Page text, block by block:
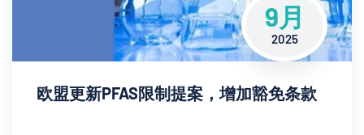
9月
2025
欧盟更新PFAS限制提案，增加豁免条款